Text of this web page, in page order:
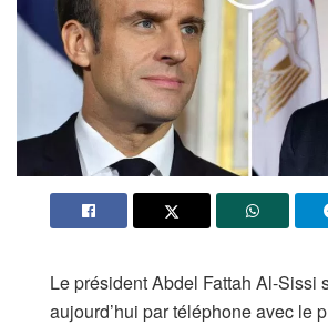
Le président Abdel Fattah Al-Sissi
aujourd’hui par téléphone avec le